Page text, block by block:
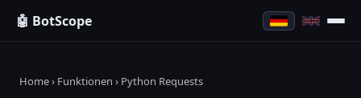
🤖 BotScope
Home› Funktionen › Python Requests